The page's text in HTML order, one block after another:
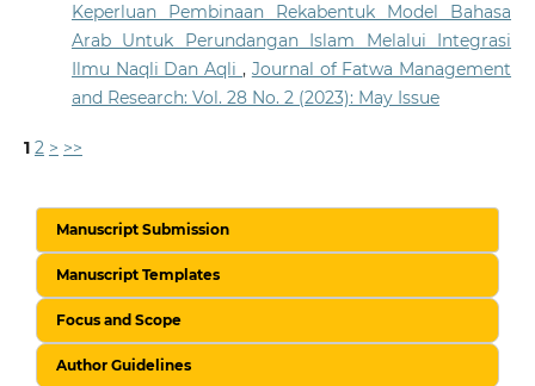
Keperluan Pembinaan Rekabentuk Model Bahasa
Arab Untuk Perundangan Islam Melalui Integrasi
Ilmu Naqli Dan Aqli , Journal of Fatwa Management
and Research: Vol. 28 No. 2 (2023): May Issue
1 2 > >>
Manuscript Submission
Manuscript Templates
Focus and Scope
Author Guidelines